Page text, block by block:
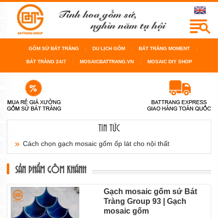
GỐM SỨ BÁT TRÀNG DU LỊCH GỐM BÁT TRÀNG MOMENT
BÁT TRÀNG 24/7 MOSAICBATTRANG.VN MOSAIC DIY SHOP
TIN TỨC
Cách chọn gạch mosaic gốm ốp lát cho nội thất
sàn...
Cách chọn gạch mosaic gốm cho bể bơi, cho
phòng...
SẢN PHẨM GỐM KHÁNH
Gạch mosaic gốm sứ Bát
Tràng Group 93 | Gạch
mosaic gốm